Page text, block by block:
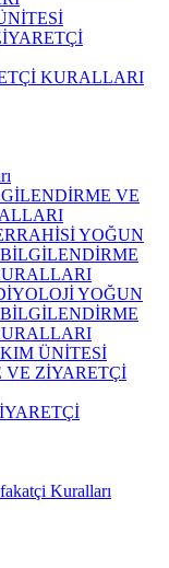
KURALLARI
VE
YOĞUN
YOĞUN
ÜNİTESİ
ZİYARETÇİ
Kuralları